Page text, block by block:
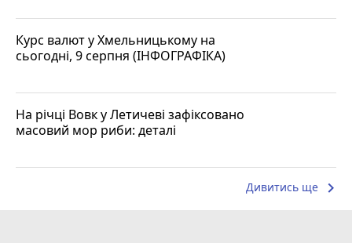
Курс валют у Хмельницькому на
сьогодні, 9 серпня (ІНФОГРАФІКА)
На річці Вовк у Летичеві зафіксовано
масовий мор риби: деталі
Дивитись ще keyboard_arrow_right